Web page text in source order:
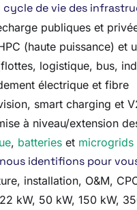
cycle de vie des
publiques et
(haute puissance) et
logistique, bus,
électrique et fibre
smart charging et
à niveau/extension
, batteries et microgrids
nous identifions pour
installation, O&M,
kW, 50 kW, 150 kW,